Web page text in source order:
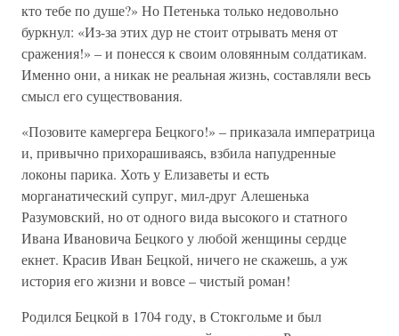
кто тебе по душе?» Но Петенька только недовольно
буркнул: «Из-за этих дур не стоит отрывать меня от
сражения!» – и понесся к своим оловянным солдатикам.
Именно они, а никак не реальная жизнь, составляли весь
смысл его существования.
«Позовите камергера Бецкого!» – приказала императрица
и, привычно прихорашиваясь, взбила напудренные
локоны парика. Хоть у Елизаветы и есть
морганатический супруг, мил-друг Алешенька
Разумовский, но от одного вида высокого и статного
Ивана Ивановича Бецкого у любой женщины сердце
екнет. Красив Иван Бецкой, ничего не скажешь, а уж
история его жизни и вовсе – чистый роман!
Родился Бецкой в 1704 году, в Стокгольме и был